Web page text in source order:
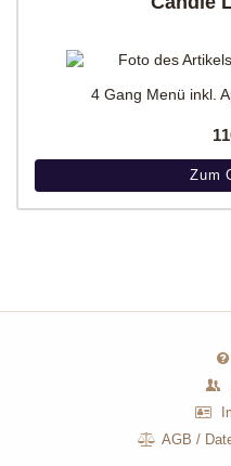
4 Gang Menü inkl.
Zum
AGB /